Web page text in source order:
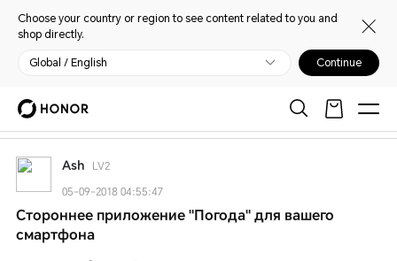
Choose your country or region to see content related to you and
shop directly.
Global / English Continue
ГлавнаяMy HONOR
Открыть
Приложения
Ash LV2
05-09-2018 04:55:47
Стороннее приложение "Погода" для вашего
смартфона